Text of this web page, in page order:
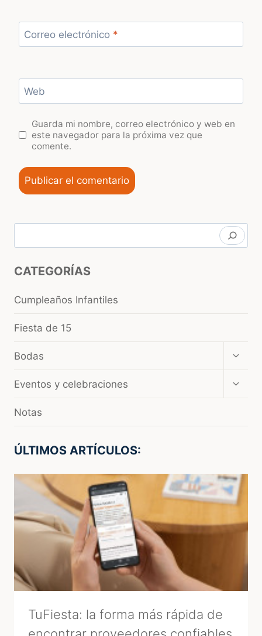
Correo electrónico *
Web
Guarda mi nombre, correo electrónico y web en
este navegador para la próxima vez que
comente.
CATEGORÍAS
Cumpleaños Infantiles
Fiesta de 15
Bodas
hijo
Eventos y celebraciones
Notas
ÚLTIMOS ARTÍCULOS:
TuFiesta: la forma más rápida de